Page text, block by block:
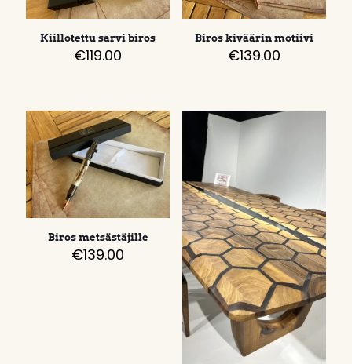
Kiillotettu sarvi biros
€119.00
Biros kiväärin motiivi
€139.00
Biros metsästäjille
€139.00